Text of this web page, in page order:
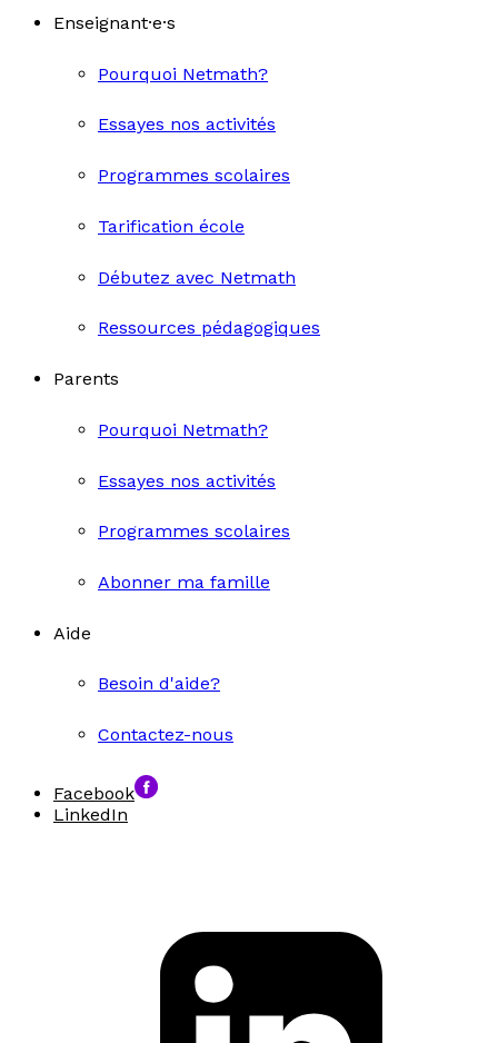
Enseignant·e·s
Pourquoi Netmath?
Essayes nos activités
Programmes scolaires
Tarification école
Débutez avec Netmath
Ressources pédagogiques
Parents
Pourquoi Netmath?
Essayes nos activités
Programmes scolaires
Abonner ma famille
Aide
Besoin d'aide?
Contactez-nous
Facebook
LinkedIn